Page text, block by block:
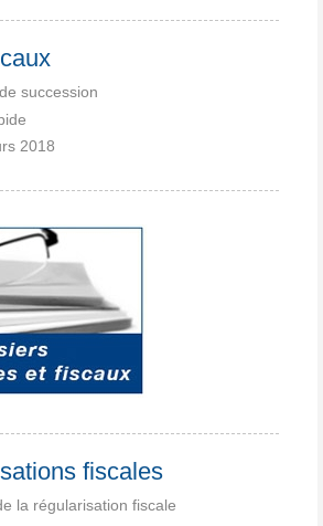
succession
2018
fiscales
la régularisation fiscale